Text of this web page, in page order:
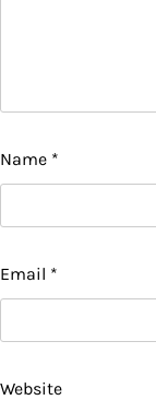
Name *
Email *
Website